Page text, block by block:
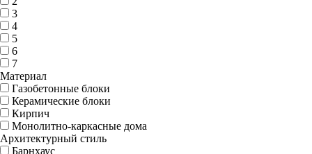
3
4
5
6
7
Материал
Газобетонные блоки
Керамические блоки
Кирпич
Монолитно-каркасные дома
Архитектурный стиль
Барнхаус